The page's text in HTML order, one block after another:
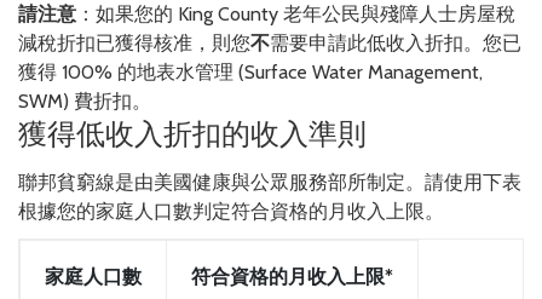
請注意 ：如果您的 King County 老年公民與殘障人士房屋稅
減稅折扣已獲得核准，則您不需要申請此低收入折扣。您已
獲得 100% 的地表水管理 (Surface Water Management,
SWM) 費折扣。
獲得低收入折扣的收入準則
聯邦貧窮線是由美國健康與公眾服務部所制定。請使用下表
根據您的家庭人口數判定符合資格的月收入上限。
家庭人口數 符合資格的月收入上限*